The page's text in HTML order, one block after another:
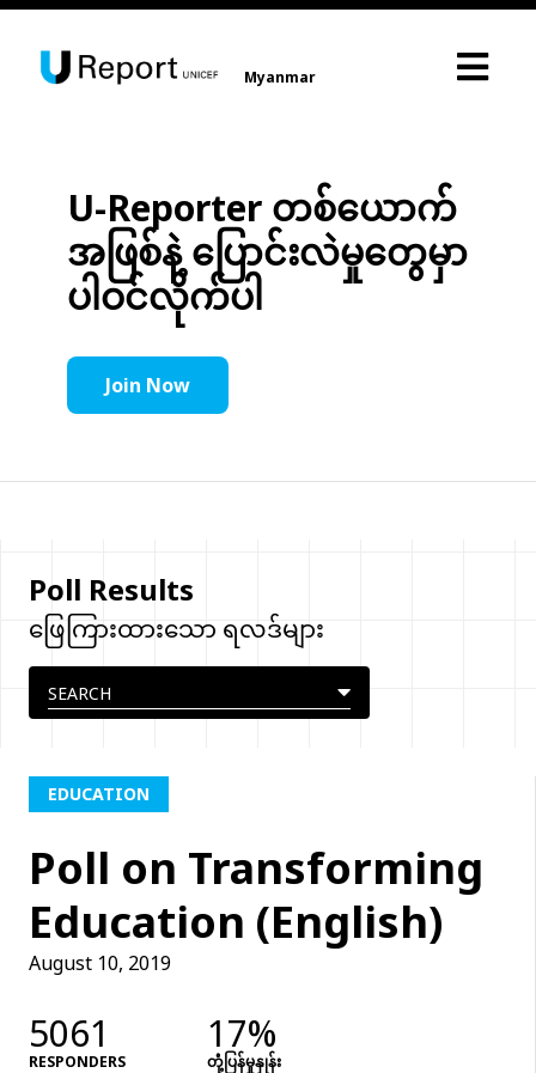
Myanmar
U-Reporter တစ်ယောက်
အဖြစ်နဲ့ ပြောင်းလဲမှုတွေမှာ
ပါဝင်လိုက်ပါ
Join Now
Poll Results
ဖြေကြားထားသော ရလဒ်များ
EDUCATION
Poll on Transforming
Education (English)
August 10, 2019
5061
RESPONDERS
17%
တုံံ့ပြန်မှုနှုန်း